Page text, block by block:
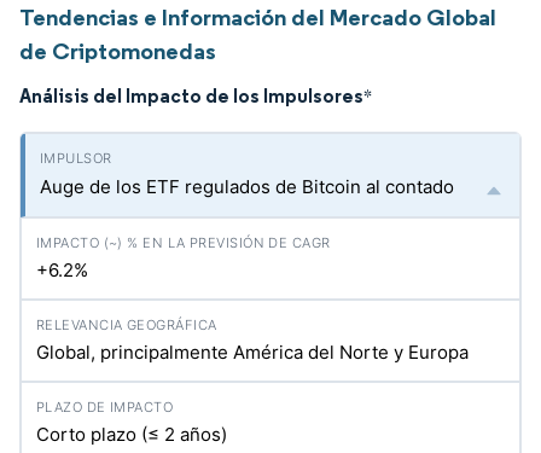
Tendencias e Información del Mercado Global
de Criptomonedas
Análisis del Impacto de los Impulsores*
Auge de los ETF regulados de Bitcoin al contado
+6.2%
Global, principalmente América del Norte y Europa
Corto plazo (≤ 2 años)